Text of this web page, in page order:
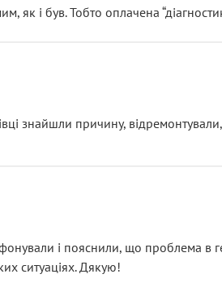
і був. Тобто оплачена
гальмівним циліндром у зборі.
наче справив хороше враження.
( надіюсь новий власник, не застяг в
знайшли причину,
і пояснили, що проблема в
ситуаціях. Дякую!